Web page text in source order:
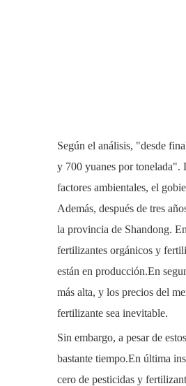
Según el análisis, "desde
y 700 yuanes por tonelada".
factores ambientales, el
Además, después de tres
la provincia de Shandong.
fertilizantes orgánicos y
están en producción.En
más alta, y los precios del
fertilizante sea inevitable.
Sin embargo, a pesar de
bastante tiempo.En última
cero de pesticidas y